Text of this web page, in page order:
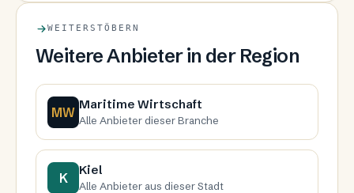
WEITERSTÖBERN
Weitere Anbieter in der Region
MW Maritime Wirtschaft
Alle Anbieter dieser Branche
K Kiel
Alle Anbieter aus dieser Stadt